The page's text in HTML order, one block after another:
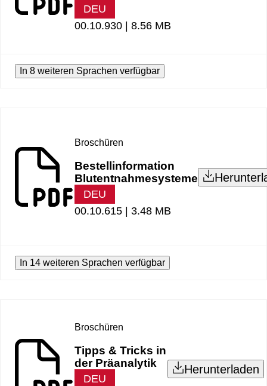
DEU
00.10.930 | 8.56 MB
In 8 weiteren Sprachen verfügbar
Broschüren
Bestellinformation
Blutentnahmesysteme
DEU
00.10.615 | 3.48 MB
In 14 weiteren Sprachen verfügbar
Broschüren
Tipps & Tricks in
der Präanalytik
DEU
Herunterladen